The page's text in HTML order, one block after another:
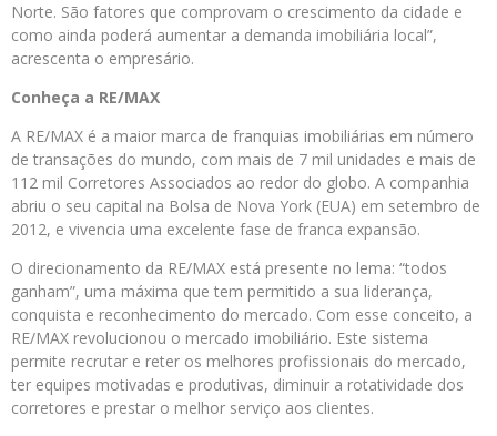
Norte. São fatores que comprovam o crescimento da cidade e
como ainda poderá aumentar a demanda imobiliária local”,
acrescenta o empresário.
Conheça a RE/MAX
A RE/MAX é a maior marca de franquias imobiliárias em número
de transações do mundo, com mais de 7 mil unidades e mais de
112 mil Corretores Associados ao redor do globo. A companhia
abriu o seu capital na Bolsa de Nova York (EUA) em setembro de
2012, e vivencia uma excelente fase de franca expansão.
O direcionamento da RE/MAX está presente no lema: “todos
ganham”, uma máxima que tem permitido a sua liderança,
conquista e reconhecimento do mercado. Com esse conceito, a
RE/MAX revolucionou o mercado imobiliário. Este sistema
permite recrutar e reter os melhores profissionais do mercado,
ter equipes motivadas e produtivas, diminuir a rotatividade dos
corretores e prestar o melhor serviço aos clientes.